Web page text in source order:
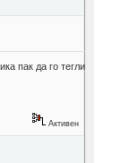
пак да го тегли
Активен